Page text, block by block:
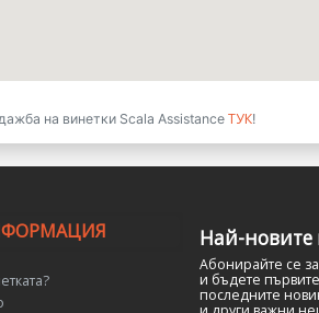
на винетки Scala Assistance ТУК!
Най-
Абонирайте се
и бъдете
последните